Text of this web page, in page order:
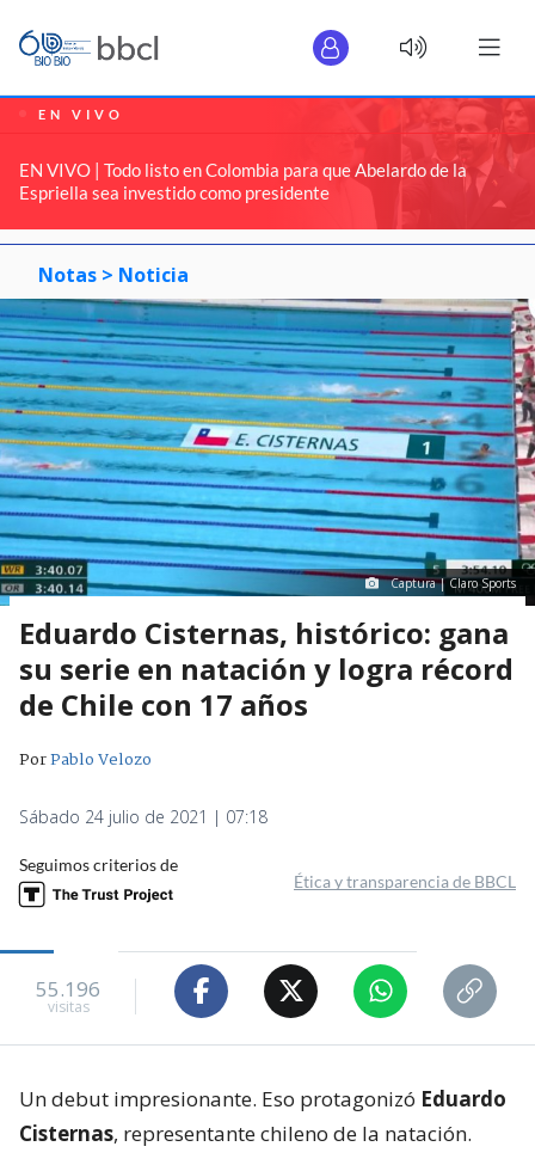
EN VIVO
EN VIVO | Todo listo en Colombia para que Abelardo de la
Espriella sea investido como presidente
Notas > Noticia
Captura | Claro Sports
Eduardo Cisternas, histórico: gana
su serie en natación y logra récord
de Chile con 17 años
PorPablo Velozo
Sábado 24 julio de 2021 | 07:18
Seguimos criterios de
Ética y transparencia de BBCL
55.196
visitas
Un debut impresionante. Eso protagonizó Eduardo
Cisternas, representante chileno de la natación.